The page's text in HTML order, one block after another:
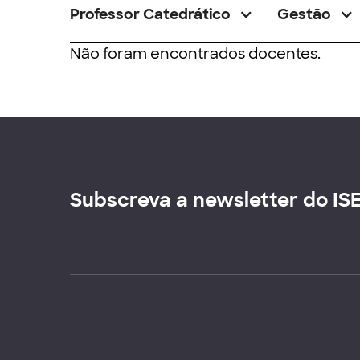
Professor Catedrático Gestão
Não foram encontrados docentes.
Subscreva a newsletter do